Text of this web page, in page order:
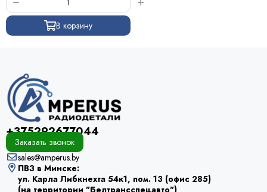
Приборные ручки
Радиаторы
Держатели SIM-карт и карт памяти
Телефонные разъёмы
Бананы
Цилиндрические разъёмы
В корзину
+375292677044
Заказать звонок
sales@amperus.by
ПВЗ в Минске:
ул. Карла Либкнехта 54к1, пом. 13 (офис 285)
(на территории "Белтрансспецавто")